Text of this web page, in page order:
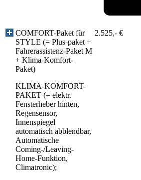
COMFORT-Paket für
STYLE (= Plus-paket +
Fahrerassistenz-Paket M
+ Klima-Komfort-
Paket)
KLIMA-KOMFORT-
PAKET (= elektr.
Fensterheber hinten,
Regensensor,
Innenspiegel
automatisch abblendbar,
Automatische
Coming-/Leaving-
Home-Funktion,
Climatronic);
2.525,- €